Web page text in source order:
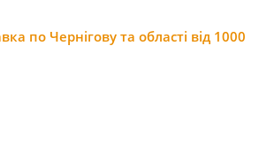
по Чернігову та області від 1000